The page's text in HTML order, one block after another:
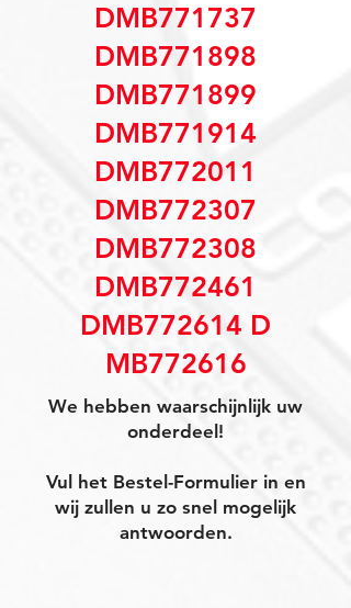
DMB771737
DMB771898
DMB771899
DMB771914
DMB772011
DMB772307
DMB772308
DMB772461
DMB772614 D
MB772616
We hebben waarschijnlijk uw
onderdeel!
Vul het Bestel-Formulier in en
wij zullen u zo snel mogelijk
antwoorden.